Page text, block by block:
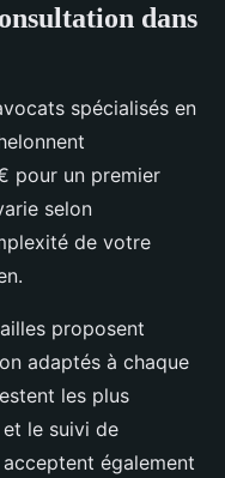
dans
spécialisés en
pour un premier
selon
de votre
proposent
adaptés à chaque
les plus
le suivi de
également